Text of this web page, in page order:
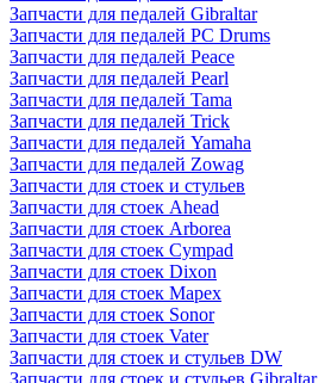
Запчасти для педалей Gibraltar
Запчасти для педалей PC Drums
Запчасти для педалей Peace
Запчасти для педалей Pearl
Запчасти для педалей Tama
Запчасти для педалей Trick
Запчасти для педалей Yamaha
Запчасти для педалей Zowag
Запчасти для стоек и стульев
Запчасти для стоек Ahead
Запчасти для стоек Arborea
Запчасти для стоек Cympad
Запчасти для стоек Dixon
Запчасти для стоек Mapex
Запчасти для стоек Sonor
Запчасти для стоек Vater
Запчасти для стоек и стульев DW
Запчасти для стоек и стульев Gibraltar